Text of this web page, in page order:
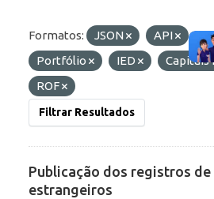
Formatos: JSON API
Portfólio
IED
Capitais
ROF
Filtrar Resultados
Publicação dos registros
estrangeiros